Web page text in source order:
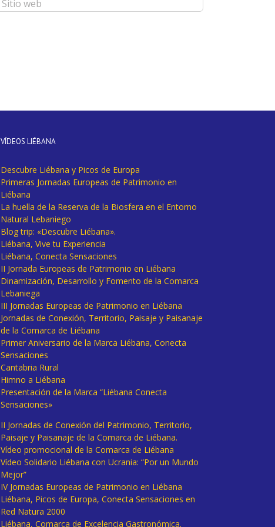
VÍDEOS LIÉBANA
Descubre Liébana y Picos de Europa
Primeras Jornadas Europeas de Patrimonio en
Liébana
La huella de la Reserva de la Biosfera en el Entorno
Natural Lebaniego
Blog trip: «Descubre Liébana».
Liébana, Vive tu Experiencia
Liébana, Conecta Sensaciones
II Jornada Europeas de Patrimonio en Liébana
Dinamización, Desarrollo y Fomento de la Comarca
Lebaniega
III Jornadas Europeas de Patrimonio en Liébana
Jornadas de Conexión, Territorio, Paisaje y Paisanaje
de la Comarca de Liébana
Primer Aniversario de la Marca Liébana, Conecta
Sensaciones
Cantabria Rural
Himno a Liébana
Presentación de la Marca “Liébana Conecta
Sensaciones»
II Jornadas de Conexión del Patrimonio, Territorio,
Paisaje y Paisanaje de la Comarca de Liébana.
Vídeo promocional de la Comarca de Liébana
Vídeo Solidario Liébana con Ucrania: “Por un Mundo
Mejor”
IV Jornadas Europeas de Patrimonio en Liébana
Liébana, Picos de Europa, Conecta Sensaciones en
Red Natura 2000
Liébana, Comarca de Excelencia Gastronómica.